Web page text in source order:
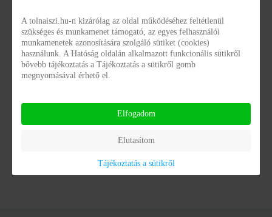
Fájlméret:
288.44 kB
Dátum: 2025. május 29
A tolnaiszi.hu-n kizárólag az oldal működéséhez feltétlenül
szükséges és munkamenet támogató, az egyes felhasználói
munkamenetek azonosítására szolgáló sütiket (cookies)
használunk. A Hatóság oldalán alkalmazott funkcionális sütikről
bővebb tájékoztatás a Tájékoztatás a sütikről gomb
megnyomásával érhető el.
Elfogadom
Elutasítom
Tájékoztatás a sütikről